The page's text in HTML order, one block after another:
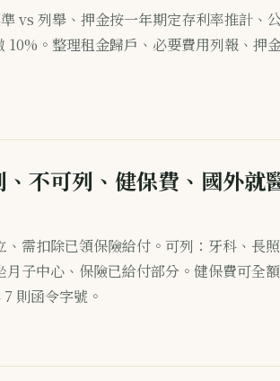
vs 列舉、押金按一年期定存利率推計、
。整理租金歸戶、必要費用列報、押
不可列、健保費、國外就
需扣除已領保險給付。可列：牙科、長
子中心、保險已給付部分。健保費可全額
則函令字號。